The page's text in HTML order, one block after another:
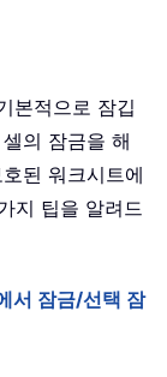
본적으로 잠깁
의 잠금을 해
된 워크시트에
지 팁을 알려드
서 잠금/선택 잠